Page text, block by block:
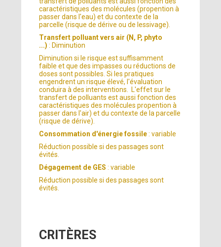
caractéristiques des molécules (propention à
passer dans l'eau) et du contexte de la
parcelle (risque de dérive ou de lessivage).
Transfert polluant vers air (N, P, phyto
...): Diminution
Diminution si le risque est suffisamment
faible et que des impasses ou réductions de
doses sont possibles. Si les pratiques
engendrent un risque élevé, l'évaluation
conduira à des interventions. L'effet sur le
transfert de polluants est aussi fonction des
caractéristiques des molécules propention à
passer dans l'air) et du contexte de la parcelle
(risque de dérive).
Consommation d'énergie fossile: variable
Réduction possible si des passages sont
évités.
Dégagement de GES : variable
Réduction possible si des passages sont
évités.
CRITÈRES